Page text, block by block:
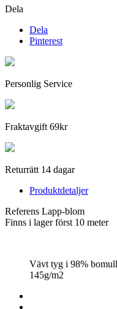
Dela
Dela
Pinterest
Personlig Service
Fraktavgift 69kr
Returrätt 14 dagar
Produktdetaljer
Referens Lapp-blom
Finns i lager först 10 meter
Vävt tyg i 98%
145g/m2